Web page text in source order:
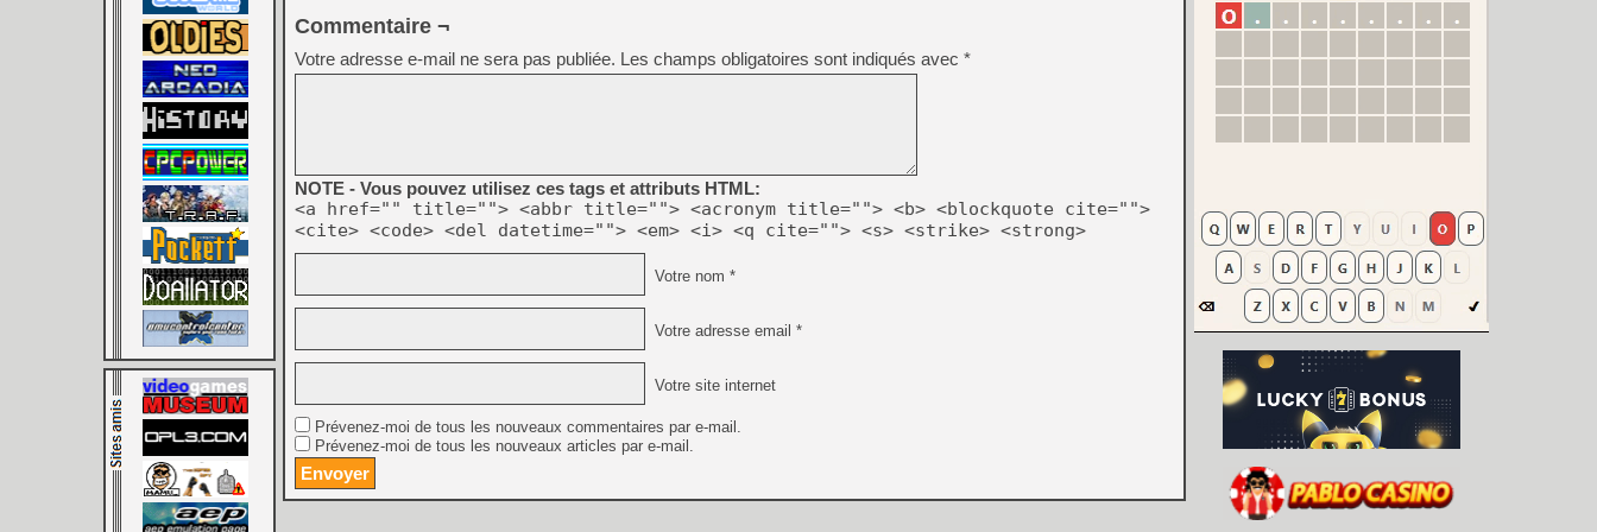
Commentaire ¬
Votre adresse e-mail ne sera pas publiée. Les champs obligatoires sont indiqués avec *
NOTE - Vous pouvez utilisez ces tags et attributs HTML:
<a href="" title=""> <abbr title=""> <acronym title=""> <b> <blockquote cite="">
<cite> <code> <del datetime=""> <em> <i> <q cite=""> <s> <strike> <strong>
Votre nom *
Votre adresse email *
Votre site internet
Prévenez-moi de tous les nouveaux commentaires par e-mail.
Prévenez-moi de tous les nouveaux articles par e-mail.